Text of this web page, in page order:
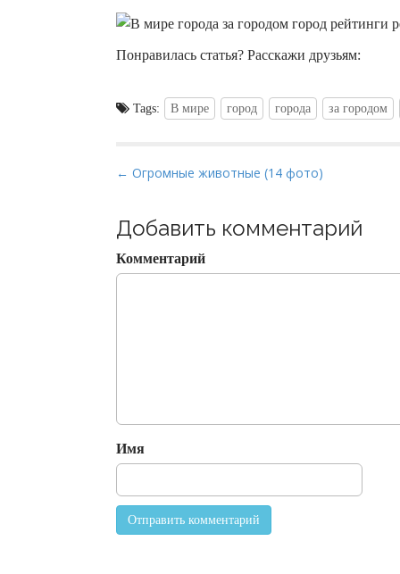
Понравилась статья? Расскажи друзьям:
Tags: В мире город города за городом
P
s
t
n
i
o
← Огромные животные (14 фото)
Добавить комментарий
Комментарий
Имя